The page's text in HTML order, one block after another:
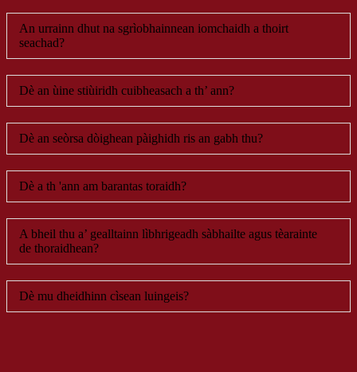
An urrainn dhut na sgrìobhainnean iomchaidh a thoirt
seachad?
Dè an ùine stiùiridh cuibheasach a th’ ann?
Dè an seòrsa dòighean pàighidh ris an gabh thu?
Dè a th 'ann am barantas toraidh?
A bheil thu a’ gealltainn lìbhrigeadh sàbhailte agus tèarainte
de thoraidhean?
Dè mu dheidhinn cìsean luingeis?